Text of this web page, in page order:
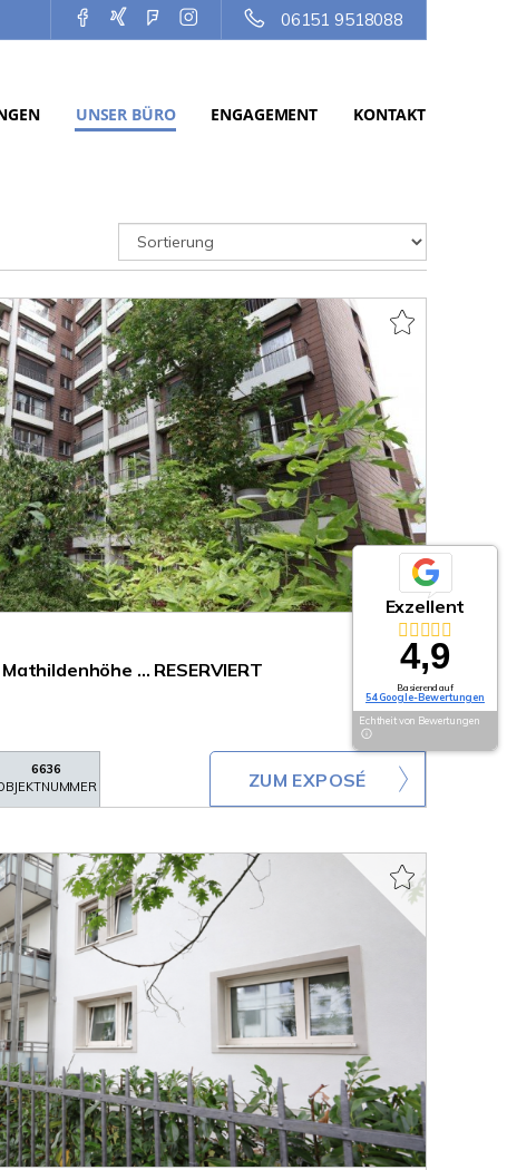
06151 9518088
UNSER BÜRO ENGAGEMENT KONTAKT
... RESERVIERT
6636
ZUM EXPOSÉ
Exzellent
4,9
Basierend auf
54 Google-Bewertungen
Echtheit von Bewertungen